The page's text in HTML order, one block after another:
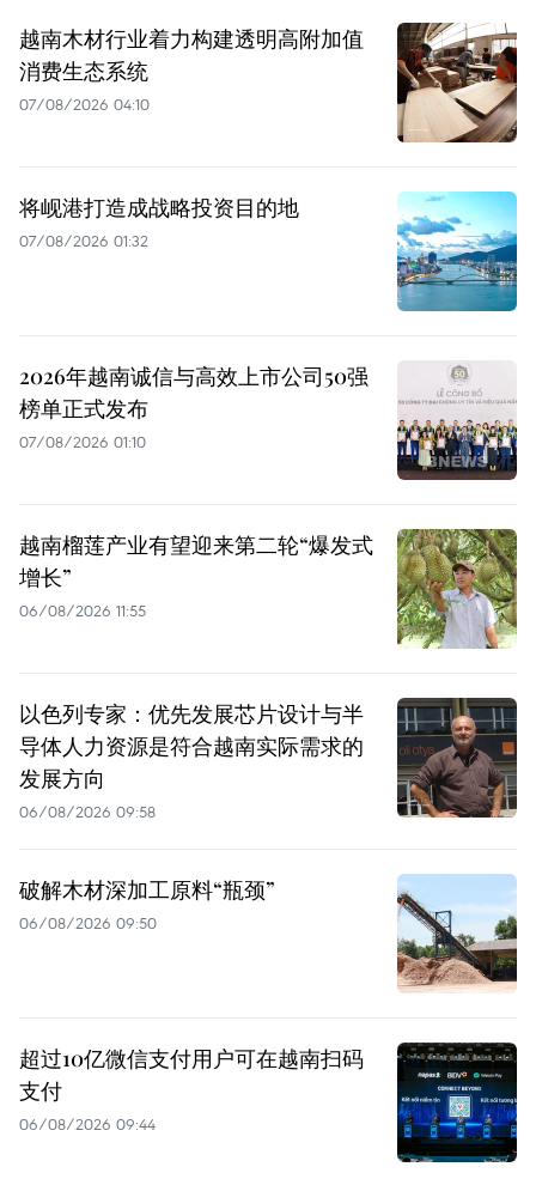
越南木材行业着力构建透明高附加值
消费生态系统
07/08/2026 04:10
将岘港打造成战略投资目的地
07/08/2026 01:32
2026年越南诚信与高效上市公司50强
榜单正式发布
07/08/2026 01:10
越南榴莲产业有望迎来第二轮“爆发式
增长”
06/08/2026 11:55
以色列专家：优先发展芯片设计与半
导体人力资源是符合越南实际需求的
发展方向
06/08/2026 09:58
破解木材深加工原料“瓶颈”
06/08/2026 09:50
超过10亿微信支付用户可在越南扫码
支付
06/08/2026 09:44